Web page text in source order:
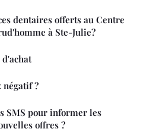
dentaires offerts au Centre
à Ste-Julie?
négatif ?
SMS pour informer les
offres ?